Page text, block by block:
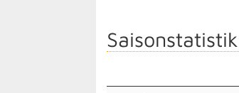
Saisonstatistik